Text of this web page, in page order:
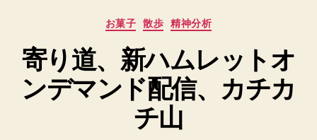
あ
の
ブ
ロ
グ
カ
ゴ
リ
ー
お菓子 散歩 精神分析
寄り道、新ハムレットオ
ンデマンド配信、カチカ
チ山